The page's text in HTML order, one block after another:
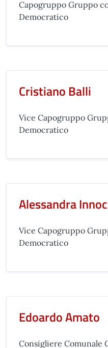
Capogruppo Gruppo
Democratico
Cristiano Balli
Vice Capogruppo
Democratico
Alessandra
Vice Capogruppo
Democratico
Edoardo Amato
Consigliere Comunale